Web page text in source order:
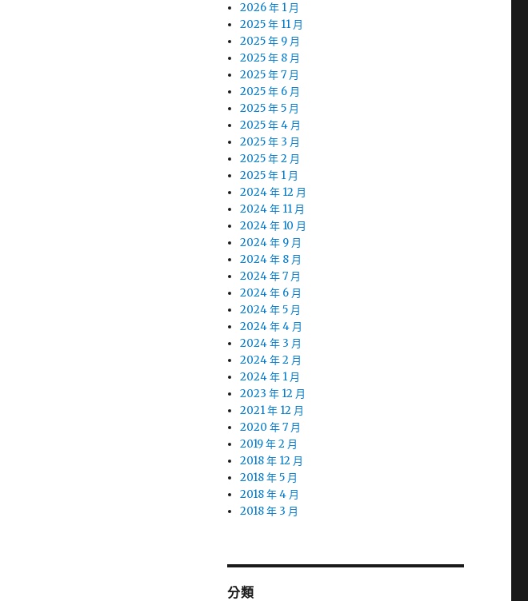
2026 年 1 月
2025 年 11 月
2025 年 9 月
2025 年 8 月
2025 年 7 月
2025 年 6 月
2025 年 5 月
2025 年 4 月
2025 年 3 月
2025 年 2 月
2025 年 1 月
2024 年 12 月
2024 年 11 月
2024 年 10 月
2024 年 9 月
2024 年 8 月
2024 年 7 月
2024 年 6 月
2024 年 5 月
2024 年 4 月
2024 年 3 月
2024 年 2 月
2024 年 1 月
2023 年 12 月
2021 年 12 月
2020 年 7 月
2019 年 2 月
2018 年 12 月
2018 年 5 月
2018 年 4 月
2018 年 3 月
分類